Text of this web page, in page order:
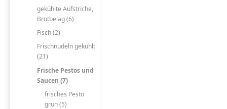
gekühlte Aufstriche,
Brotbelag (6)
Fisch (2)
Frischnudeln gekühlt
(21)
Frische Pestos und
Saucen (7)
frisches Pesto
grün (5)